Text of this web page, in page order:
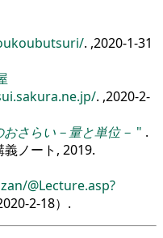
. ,2020-1-31
. ,2020-2-
おさらい－量と単位－
.
義ノート, 2019.
@Lecture.asp?
2-18）.